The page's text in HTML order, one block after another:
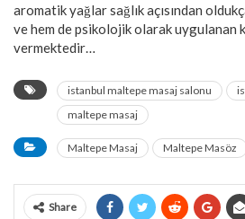
aromatik yağlar sağlık açısından
ve hem de psikolojik olarak uygulanan
vermektedir…
istanbul maltepe masaj salonu
maltepe masaj
Maltepe Masaj Maltepe Masöz
Share